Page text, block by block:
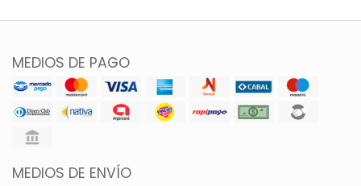
MEDIOS DE PAGO
MEDIOS DE ENVÍO